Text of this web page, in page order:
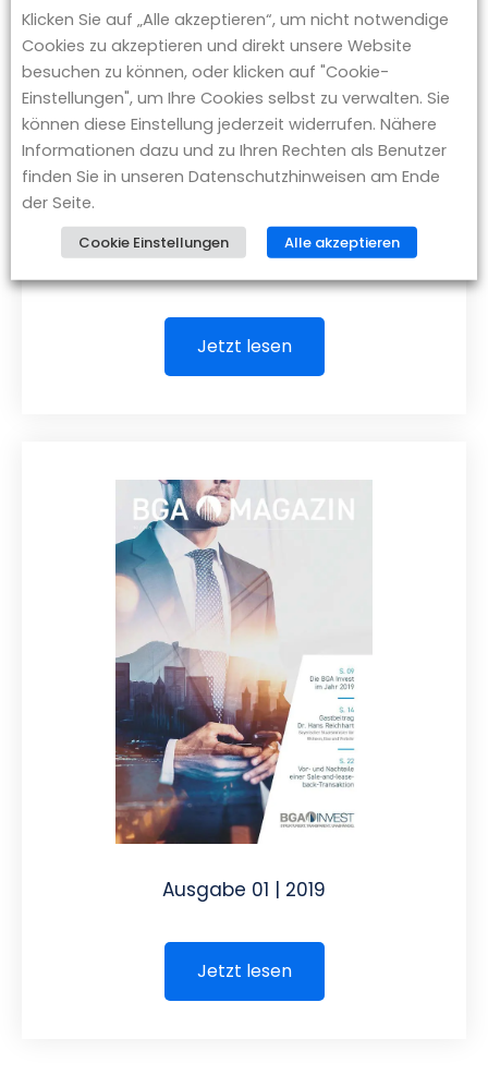
Ausgabe 01 | 2020
Jetzt lesen
Ausgabe 01 | 2019
Jetzt lesen
Klicken Sie auf „Alle akzeptieren“, um nicht notwendige
Cookies zu akzeptieren und direkt unsere Website
besuchen zu können, oder klicken auf "Cookie-
Einstellungen", um Ihre Cookies selbst zu verwalten. Sie
können diese Einstellung jederzeit widerrufen. Nähere
Informationen dazu und zu Ihren Rechten als Benutzer
finden Sie in unseren Datenschutzhinweisen am Ende
der Seite.
Cookie Einstellungen Alle akzeptieren